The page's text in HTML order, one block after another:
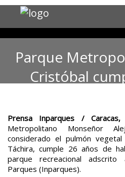
Parque
Cristóbal
Prensa Inparques / Caracas,
Metropolitano Monseñor
considerado el pulmón
Táchira, cumple 26 años de
parque recreacional
Parques (Inparques).